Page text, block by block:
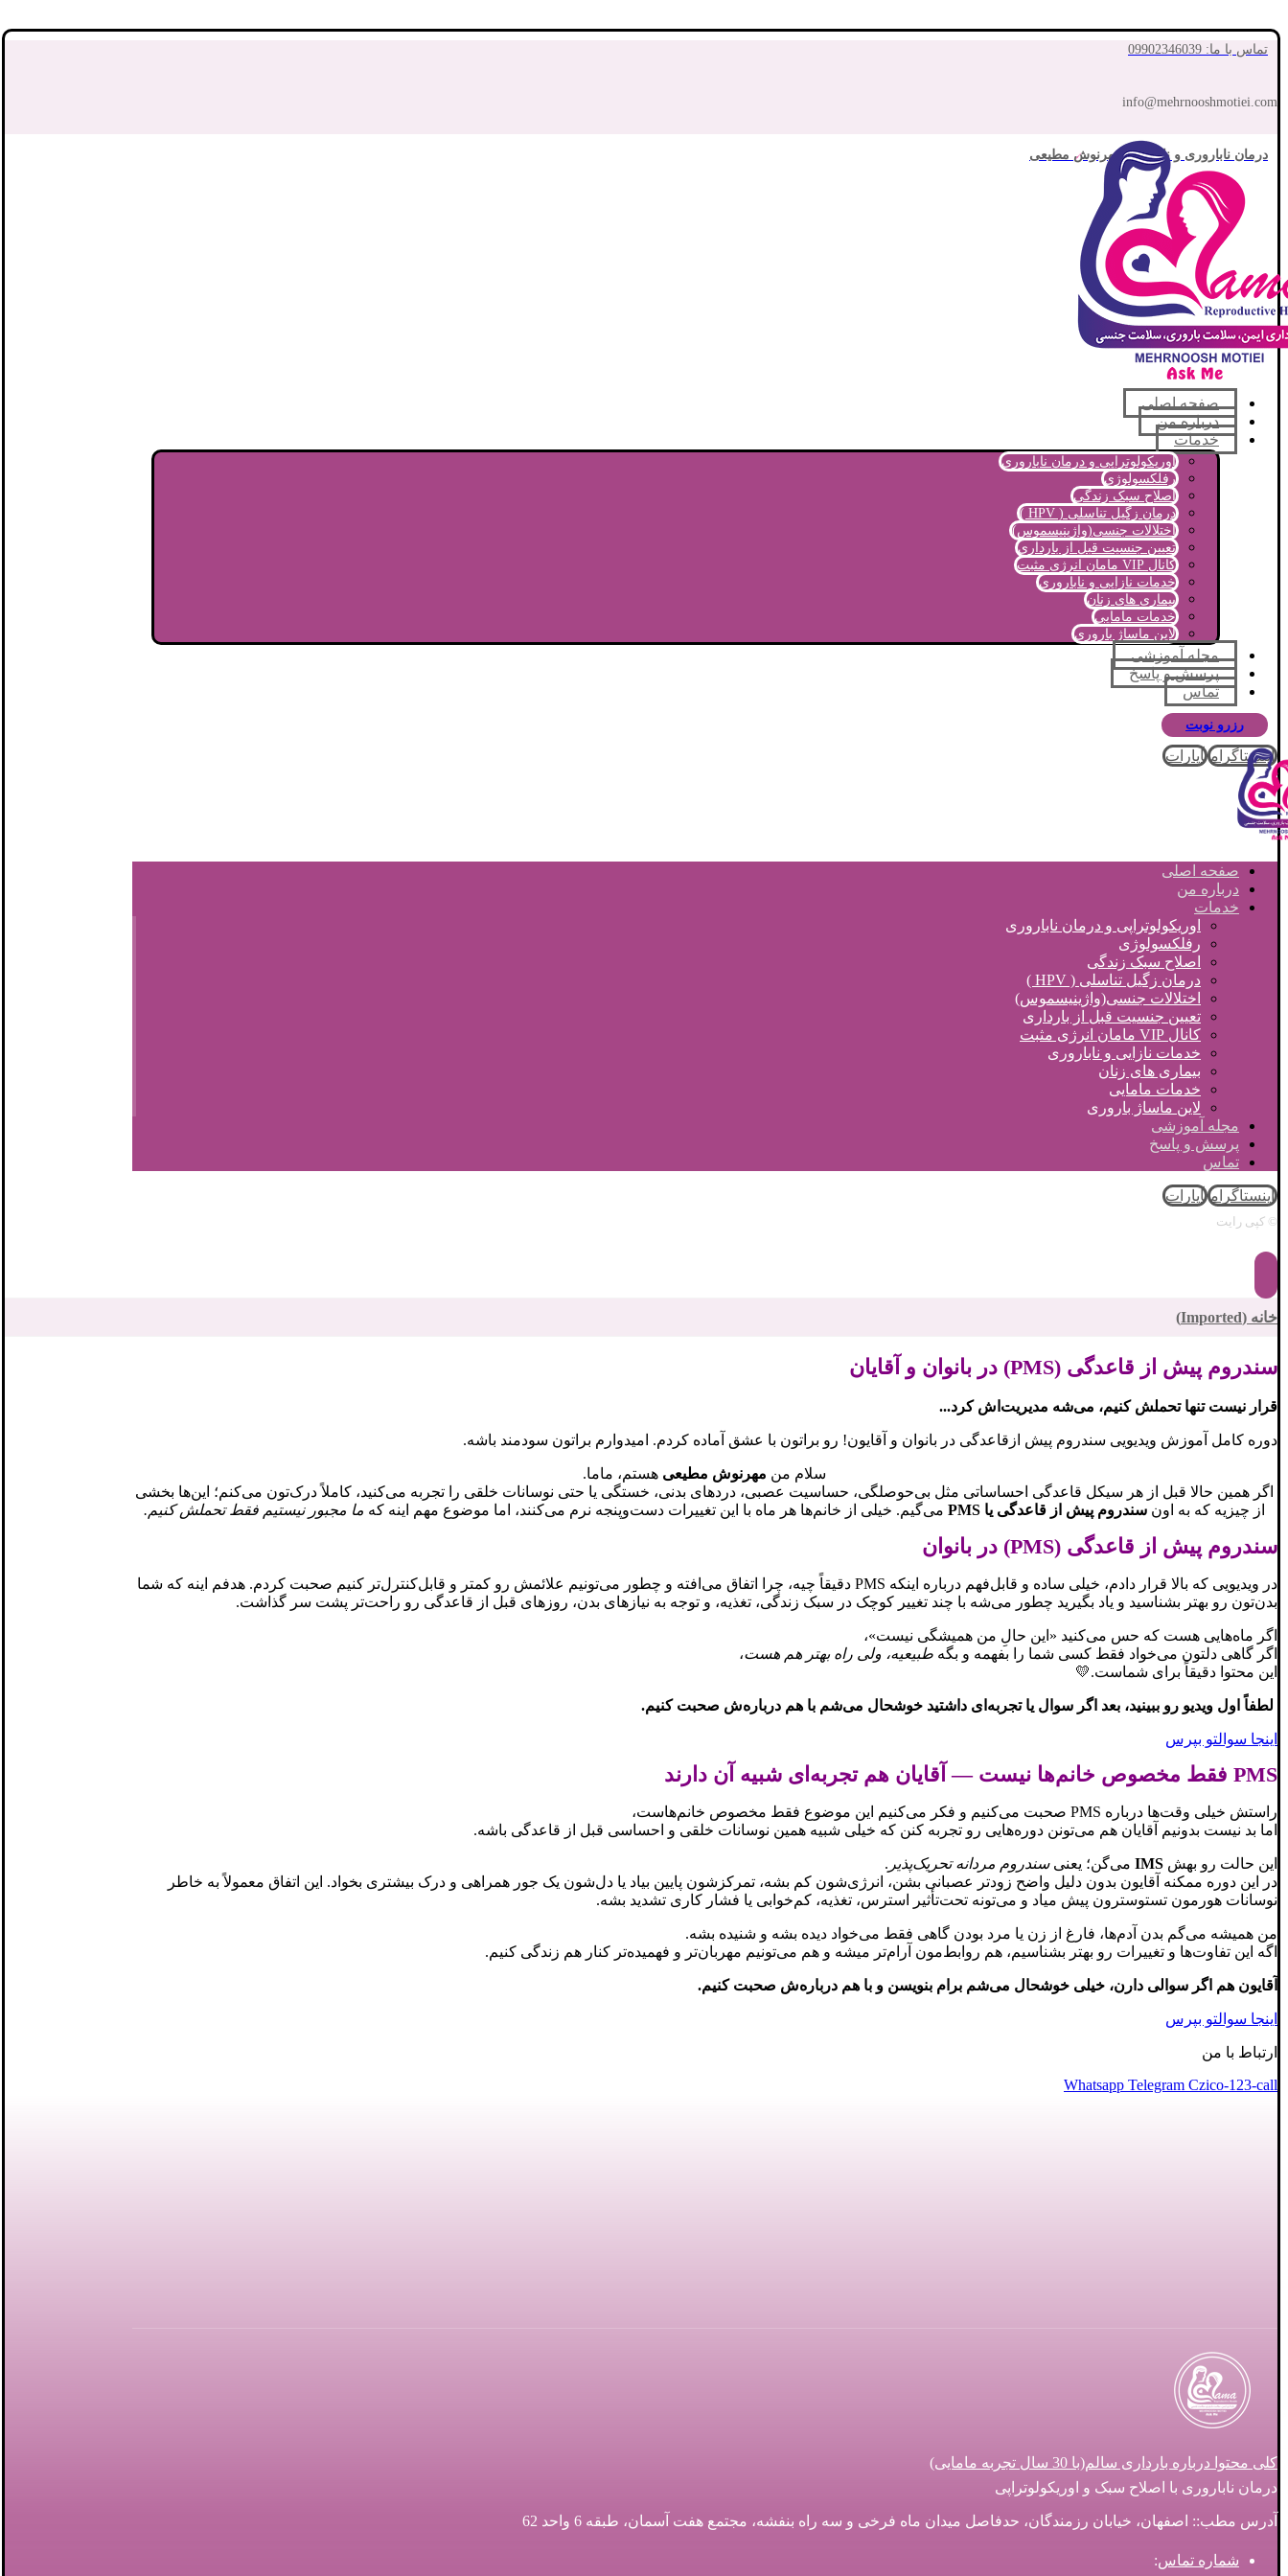
تماس با ما: 09902346039
info@mehrnooshmotiei.com
درمان ناباروری و نازایی با مهرنوش مطیعی
صفحه اصلی
درباره من
خدمات
اوریکولوتراپی و درمان ناباروری
رفلکسولوژی
اصلاح سبک زندگی
درمان زگیل تناسلی ( HPV )
اختلالات جنسی(واژینیسموس)
تعیین جنسیت قبل از بارداری
کانال VIP مامان انرژی مثبت
خدمات نازایی و ناباروری
بیماری های زنان
خدمات مامایی
لاین ماساژ باروری
مجله آموزشی
پرسش و پاسخ
تماس
رزرو نوبت
اینستاگرام آپارات
صفحه اصلی
درباره من
خدمات
اوریکولوتراپی و درمان ناباروری
رفلکسولوژی
اصلاح سبک زندگی
درمان زگیل تناسلی ( HPV )
اختلالات جنسی(واژینیسموس)
تعیین جنسیت قبل از بارداری
کانال VIP مامان انرژی مثبت
خدمات نازایی و ناباروری
بیماری های زنان
خدمات مامایی
لاین ماساژ باروری
مجله آموزشی
پرسش و پاسخ
تماس
اینستاگرام آپارات
© کپی رایت
خانه (Imported)
سندروم پیش از قاعدگی (PMS) در بانوان و آقایان
قرار نیست تنها تحملش کنیم، می‌شه مدیریت‌اش کرد...
دوره کامل آموزش ویدیویی سندروم پیش ازقاعدگی در بانوان و آقایون! رو براتون با عشق آماده کردم. امیدوارم براتون سودمند باشه.
سلام من مهرنوش مطیعی هستم، ماما.
اگر همین حالا قبل از هر سیکل قاعدگی احساساتی مثل بی‌حوصلگی، حساسیت عصبی، دردهای بدنی، خستگی یا حتی نوسانات خلقی را تجربه می‌کنید، کاملاً درک‌تون می‌کنم؛ این‌ها بخشی
از چیزیه که به اون سندروم پیش از قاعدگی یا PMS می‌گیم. خیلی از خانم‌ها هر ماه با این تغییرات دست‌وپنجه نرم می‌کنند، اما موضوع مهم اینه که ما مجبور نیستیم فقط تحملش کنیم.
سندروم پیش از قاعدگی (PMS) در بانوان
در ویدیویی که بالا قرار دادم، خیلی ساده و قابل‌فهم درباره اینکه PMS دقیقاً چیه، چرا اتفاق می‌افته و چطور می‌تونیم علائمش رو کمتر و قابل‌کنترل‌تر کنیم صحبت کردم. هدفم اینه که شما
بدن‌تون رو بهتر بشناسید و یاد بگیرید چطور می‌شه با چند تغییر کوچک در سبک زندگی، تغذیه، و توجه به نیازهای بدن، روزهای قبل از قاعدگی رو راحت‌تر پشت سر گذاشت.
اگر ماه‌هایی هست که حس می‌کنید «این حالِ من همیشگی نیست»،
اگر گاهی دلتون می‌خواد فقط کسی شما را بفهمه و بگه طبیعیه، ولی راه بهتر هم هست،
این محتوا دقیقاً برای شماست.💛
لطفاً اول ویدیو رو ببینید، بعد اگر سوال یا تجربه‌ای داشتید خوشحال می‌شم با هم درباره‌ش صحبت کنیم.
اینجا سوالتو بپرس
PMS فقط مخصوص خانم‌ها نیست — آقایان هم تجربه‌ای شبیه آن دارند
راستش خیلی وقت‌ها درباره PMS صحبت می‌کنیم و فکر می‌کنیم این موضوع فقط مخصوص خانم‌هاست،
اما بد نیست بدونیم آقایان هم می‌تونن دوره‌هایی رو تجربه کنن که خیلی شبیه همین نوسانات خلقی و احساسی قبل از قاعدگی باشه.
این حالت رو بهش IMS می‌گن؛ یعنیسندروم مردانه تحریک‌پذیر .
در این دوره ممکنه آقایون بدون دلیل واضح زودتر عصبانی بشن، انرژی‌شون کم بشه، تمرکزشون پایین بیاد یا دل‌شون یک جور همراهی و درک بیشتری بخواد. این اتفاق معمولاً به خاطر
نوسانات هورمون تستوسترون پیش میاد و می‌تونه تحت‌تأثیر استرس، تغذیه، کم‌خوابی یا فشار کاری تشدید بشه.
من همیشه می‌گم بدن آدم‌ها، فارغ از زن یا مرد بودن گاهی فقط می‌خواد دیده بشه و شنیده بشه.
اگه این تفاوت‌ها و تغییرات رو بهتر بشناسیم، هم روابط‌مون آرام‌تر میشه و هم می‌تونیم مهربان‌تر و فهمیده‌تر کنار هم زندگی کنیم.
آقایون هم اگر سوالی دارن، خیلی خوشحال می‌شم برام بنویسن و با هم درباره‌ش صحبت کنیم.
اینجا سوالتو بپرس
ارتباط با من
Whatsapp Telegram Czico-123-call
کلی محتوا درباره بارداری سالم(با 30 سال تجربه مامایی)
درمان ناباروری با اصلاح سبک و اوریکولوتراپی
آدرس مطب:: اصفهان، خیابان رزمندگان، حدفاصل میدان ماه فرخی و سه راه بنفشه، مجتمع هفت آسمان، طبقه 6 واحد 62
شماره تماس: